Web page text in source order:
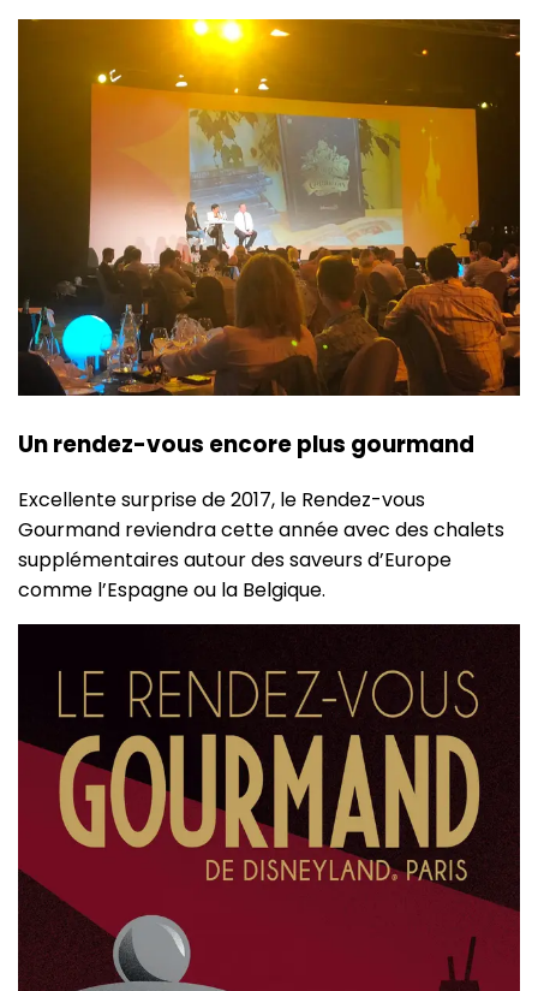
Un rendez-vous encore plus gourmand
Excellente surprise de 2017, le Rendez-vous
Gourmand reviendra cette année avec des chalets
supplémentaires autour des saveurs d’Europe
comme l’Espagne ou la Belgique.